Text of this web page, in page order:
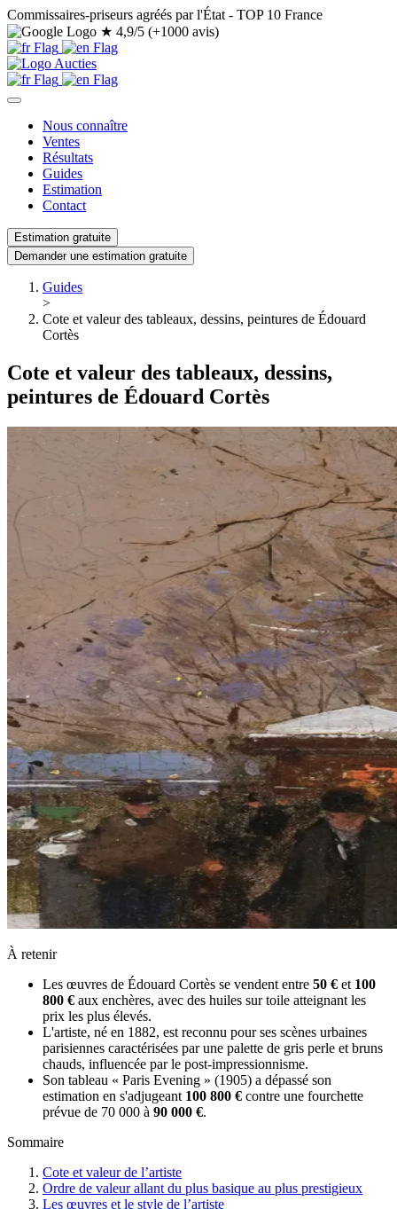
Commissaires-priseurs agréés par l'État - TOP 10 France
★ 4,9/5 (+1000 avis)
Nous connaître
Ventes
Résultats
Guides
Estimation
Contact
Estimation gratuite
Demander une estimation gratuite
Guides
>
Cote et valeur des tableaux, dessins, peintures de Édouard
Cortès
Cote et valeur des tableaux, dessins,
peintures de Édouard Cortès
À retenir
Les œuvres de Édouard Cortès se vendent entre 50 € et 100
800 € aux enchères, avec des huiles sur toile atteignant les
prix les plus élevés.
L'artiste, né en 1882, est reconnu pour ses scènes urbaines
parisiennes caractérisées par une palette de gris perle et bruns
chauds, influencée par le post-impressionnisme.
Son tableau « Paris Evening » (1905) a dépassé son
estimation en s'adjugeant 100 800 € contre une fourchette
prévue de 70 000 à 90 000 €.
Sommaire
Cote et valeur de l’artiste
Ordre de valeur allant du plus basique au plus prestigieux
Les œuvres et le style de l’artiste